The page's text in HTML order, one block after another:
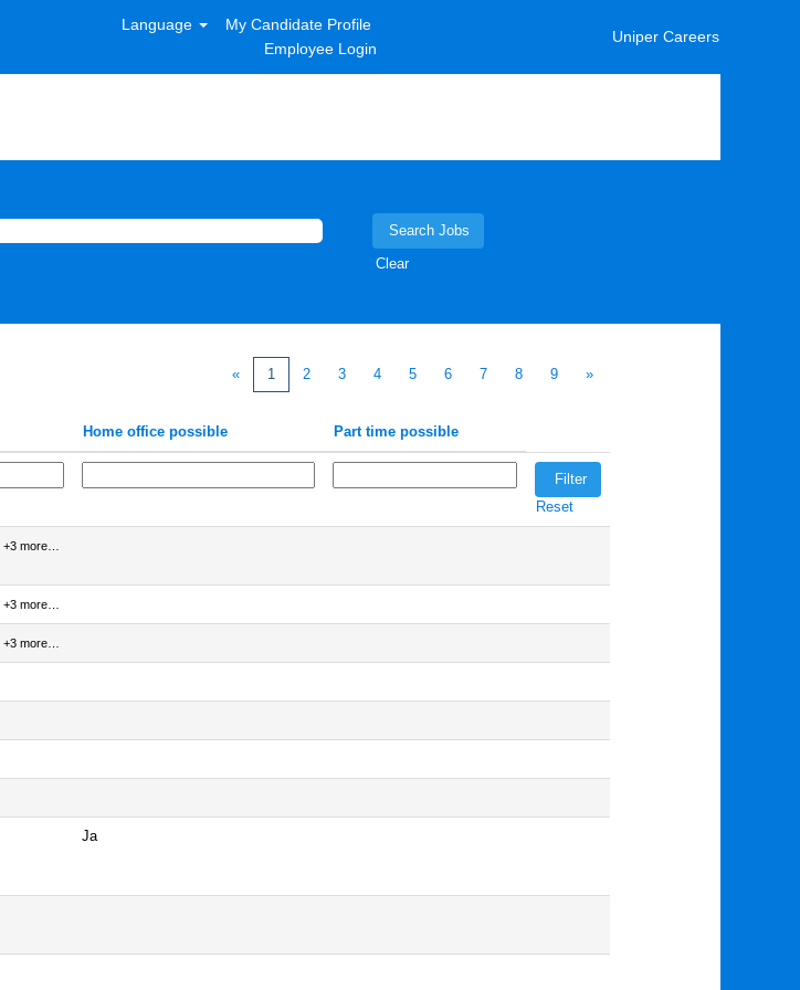
Language
My Candidate Profile
Employee Login
Uniper Careers
Clear
« 1 2 3 4 5 6 7 8 9 »
Home office possible Part time possible
Reset
+3 more…
+3 more…
+3 more…
Ja